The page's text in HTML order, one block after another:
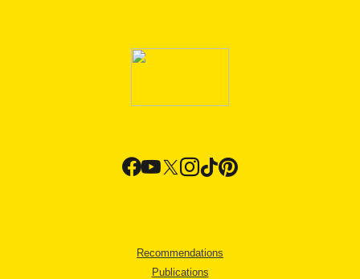
Recommendations
Publications